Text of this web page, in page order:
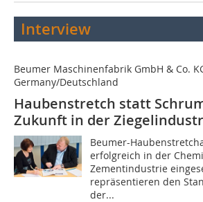
Interview
Beumer Maschinenfabrik GmbH & Co.
Germany/Deutschland
Haubenstretch statt
Zukunft in der
Beumer-
erfolgreich in der
Zementindustrie
repräsentieren den
der...